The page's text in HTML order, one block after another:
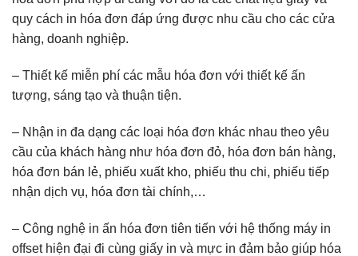
quy cách in hóa đơn đáp ứng được nhu cầu cho các cửa
hàng, doanh nghiệp.
– Thiết kế miễn phí các mẫu hóa đơn với thiết kế ấn
tượng, sáng tạo và thuận tiện.
– Nhận in đa dạng các loại hóa đơn khác nhau theo yêu
cầu của khách hàng như hóa đơn đỏ, hóa đơn bán hàng,
hóa đơn bán lẻ, phiếu xuất kho, phiếu thu chi, phiếu tiếp
nhận dịch vụ, hóa đơn tài chính,…
– Công nghệ in ấn hóa đơn tiên tiến với hệ thống máy in
offset hiện đại đi cùng giấy in và mực in đảm bảo giúp hóa